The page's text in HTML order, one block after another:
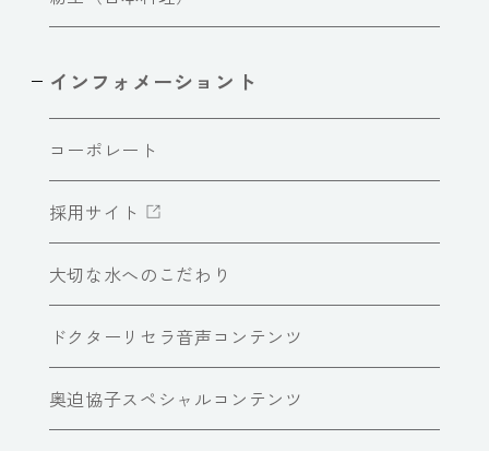
インフォメーショント
コーポレート
採用サイト
大切な水へのこだわり
ドクターリセラ音声コンテンツ
奥迫協子スペシャルコンテンツ